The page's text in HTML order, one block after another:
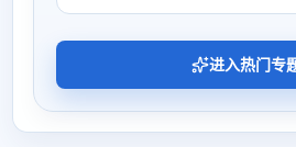
进入热门专